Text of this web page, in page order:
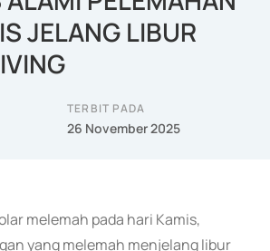
JELANG LIBUR
TERBIT PADA
26 November 2025
melemah pada hari Kamis,
yang melemah menjelang libur